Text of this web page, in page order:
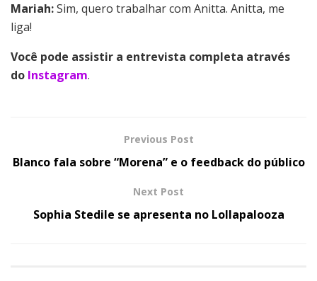
Mariah:Sim, quero trabalhar com Anitta. Anitta, me
liga!
Você pode assistir a entrevista completa através
do Instagram.
Previous Post
Blanco fala sobre “Morena” e o feedback do público
Next Post
Sophia Stedile se apresenta no Lollapalooza